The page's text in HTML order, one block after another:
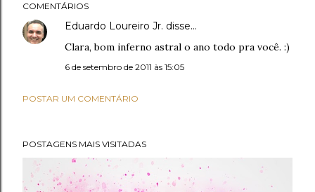
COMENTÁRIOS
Eduardo Loureiro Jr. disse…
Clara, bom inferno astral o ano todo pra você. :)
6 de setembro de 2011 às 15:05
POSTAR UM COMENTÁRIO
POSTAGENS MAIS VISITADAS